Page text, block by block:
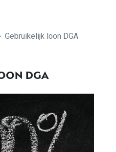
Gebruikelijk loon DGA
DGA